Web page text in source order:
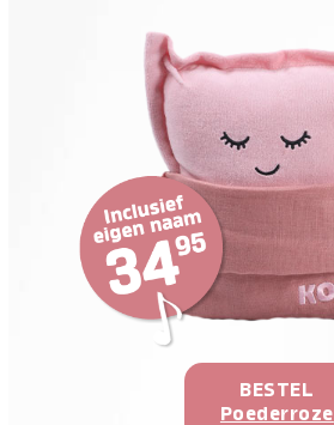
BESTEL
Poederroze